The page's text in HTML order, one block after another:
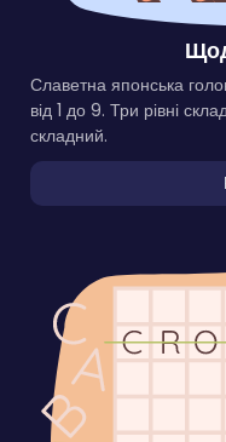
Славетна японська
від 1 до 9. Три рівні
складний.